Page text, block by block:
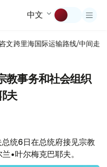
中文
文跨里海国际运输路线/中间走廊
教事务和社会组织
夫
统6日在总统府接见宗教
•叶尔梅克巴耶夫。